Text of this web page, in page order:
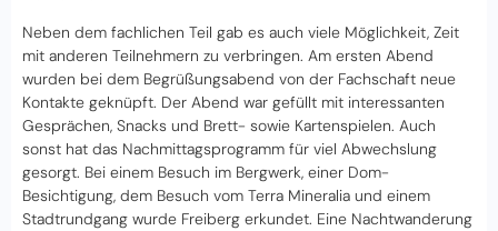
Neben dem fachlichen Teil gab es auch viele Möglichkeit, Zeit
mit anderen Teilnehmern zu verbringen. Am ersten Abend
wurden bei dem Begrüßungsabend von der Fachschaft neue
Kontakte geknüpft. Der Abend war gefüllt mit interessanten
Gesprächen, Snacks und Brett- sowie Kartenspielen. Auch
sonst hat das Nachmittagsprogramm für viel Abwechslung
gesorgt. Bei einem Besuch im Bergwerk, einer Dom-
Besichtigung, dem Besuch vom Terra Mineralia und einem
Stadtrundgang wurde Freiberg erkundet. Eine Nachtwanderung